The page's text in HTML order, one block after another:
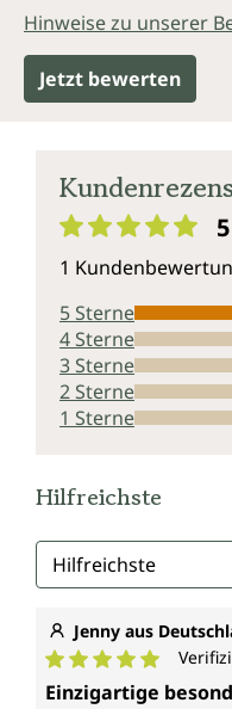
Hinweise zu unserer
Jetzt bewerten
1
5 Sterne
4 Sterne
3 Sterne
2 Sterne
1 Sterne
Hilfreichste
Jenny aus
Durchschnittliche
Einzigartige